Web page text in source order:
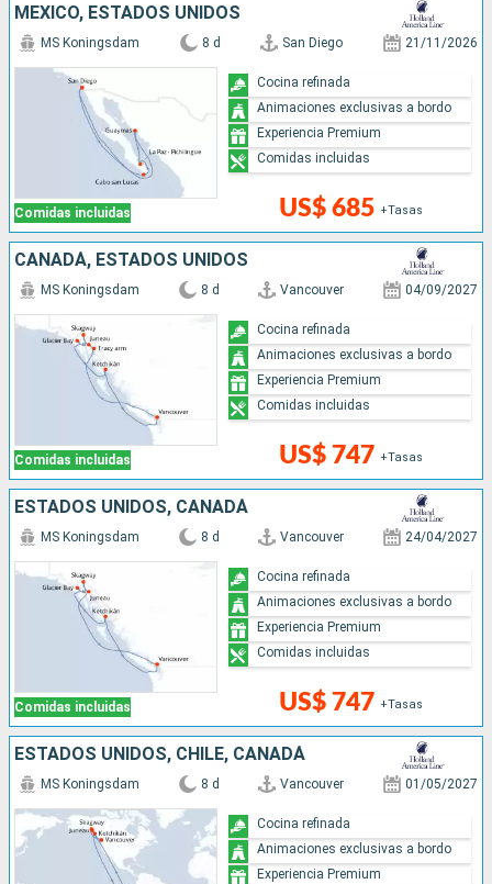
MÉXICO, ESTADOS UNIDOS
Comidas incluidas
MS Koningsdam 8 d San Diego 21/11/2026
US$ 685 +Tasas
Cocina refinada
Animaciones exclusivas a bordo
Experiencia Premium
Comidas incluidas
CANADÁ, ESTADOS UNIDOS
Comidas incluidas
MS Koningsdam 8 d Vancouver 04/09/2027
US$ 747 +Tasas
Cocina refinada
Animaciones exclusivas a bordo
Experiencia Premium
Comidas incluidas
ESTADOS UNIDOS, CANADÁ
Comidas incluidas
MS Koningsdam 8 d Vancouver 24/04/2027
US$ 747 +Tasas
Cocina refinada
Animaciones exclusivas a bordo
Experiencia Premium
Comidas incluidas
ESTADOS UNIDOS, CHILE, CANADÁ
MS Koningsdam 8 d Vancouver 01/05/2027
Cocina refinada
Animaciones exclusivas a bordo
Experiencia Premium